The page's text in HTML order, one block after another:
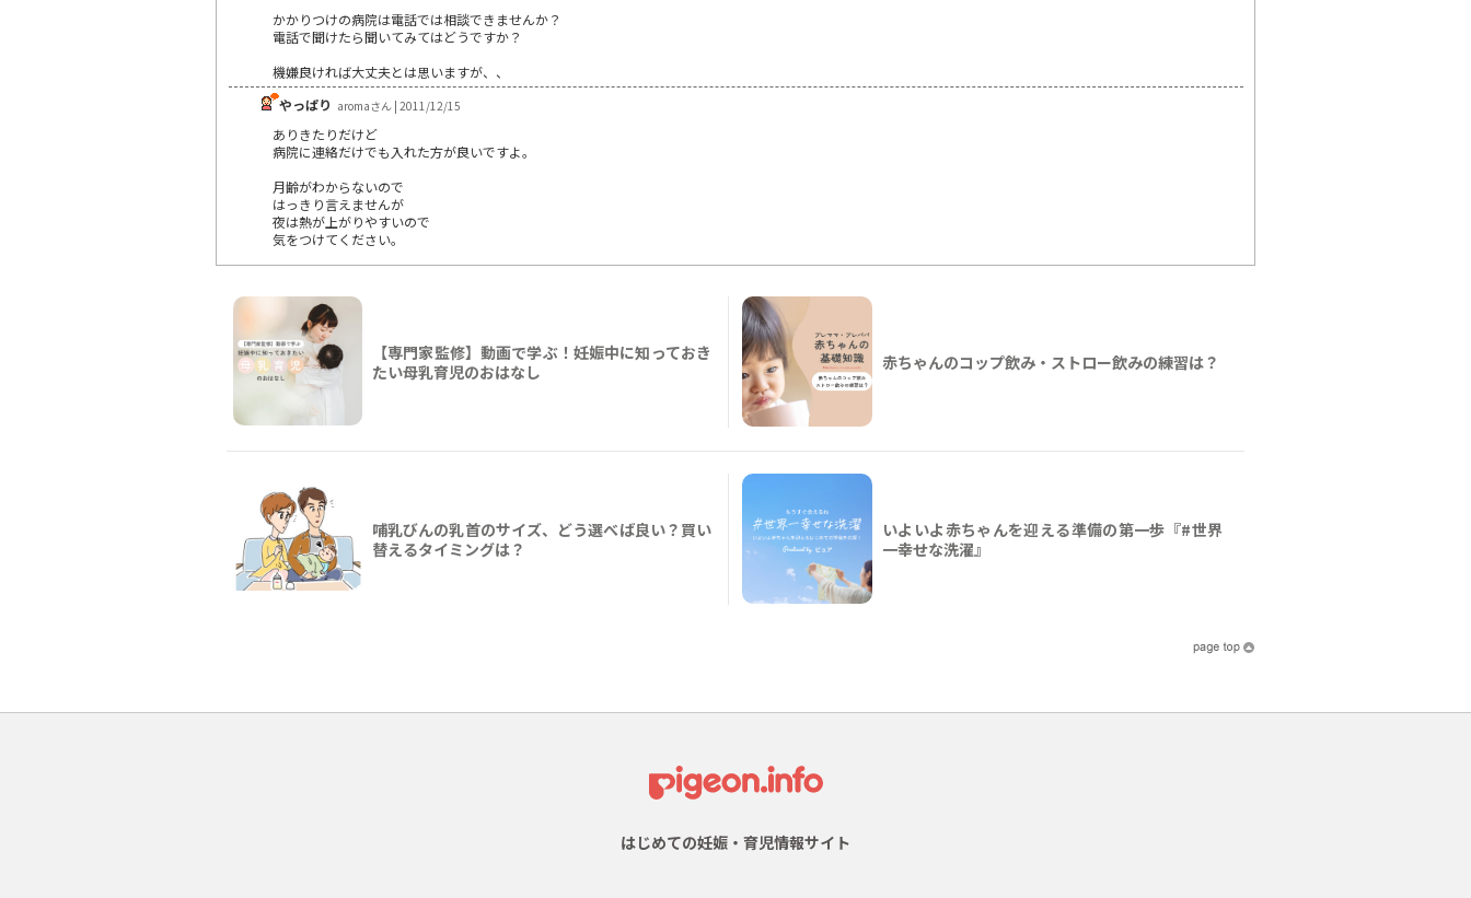
かかりつけの病院は電話では相談できませんか？
電話で聞けたら聞いてみてはどうですか？
機嫌良ければ大丈夫とは思いますが、、
やっぱり aromaさん | 2011/12/15
ありきたりだけど
病院に連絡だけでも入れた方が良いですよ。
月齢がわからないので
はっきり言えませんが
夜は熱が上がりやすいので
気をつけてください。
【専門家監修】動画で学ぶ！妊娠中に知っておき
たい母乳育児のおはなし
赤ちゃんのコップ飲み・ストロー飲みの練習は？
哺乳びんの乳首のサイズ、どう選べば良い？買い
替えるタイミングは？
いよいよ赤ちゃんを迎える準備の第一歩『#世界
一幸せな洗濯』
はじめての妊娠・育児情報サイト